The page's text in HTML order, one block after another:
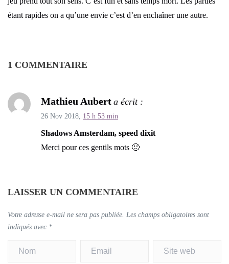
étant rapides on a qu’une envie c’est d’en enchaîner une autre.
1 COMMENTAIRE
Mathieu Aubert a écrit :
26 Nov 2018, 15 h 53 min
Shadows Amsterdam, speed dixit
Merci pour ces gentils mots 🙂
LAISSER UN COMMENTAIRE
Votre adresse e-mail ne sera pas publiée. Les champs obligatoires sont
indiqués avec *